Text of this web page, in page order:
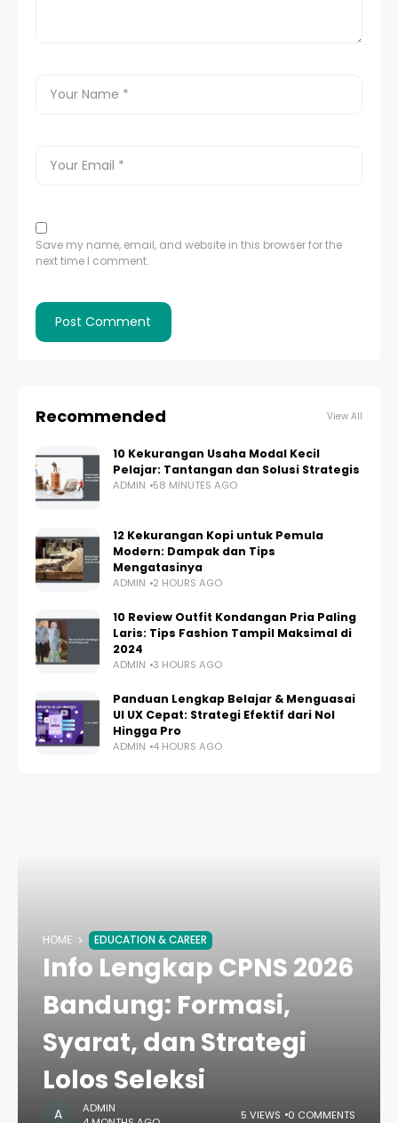
Save my name, email, and website in this browser for the
next time I comment.
Recommended View All
10 Kekurangan Usaha Modal Kecil
Pelajar: Tantangan dan Solusi Strategis
ADMIN 58 MINUTES AGO
12 Kekurangan Kopi untuk Pemula
Modern: Dampak dan Tips
Mengatasinya
ADMIN 2 HOURS AGO
10 Review Outfit Kondangan Pria Paling
Laris: Tips Fashion Tampil Maksimal di
2024
ADMIN 3 HOURS AGO
Panduan Lengkap Belajar & Menguasai
UI UX Cepat: Strategi Efektif dari Nol
Hingga Pro
ADMIN 4 HOURS AGO
HOME EDUCATION & CAREER
Info Lengkap CPNS 2026
Bandung: Formasi,
Syarat, dan Strategi
Lolos Seleksi
ADMIN
5 VIEWS 0 COMMENTS